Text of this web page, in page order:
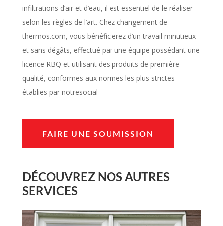
infiltrations d’air et d’eau, il est essentiel de le réaliser
selon les règles de l’art. Chez changement de
thermos.com, vous bénéficierez d’un travail minutieux
et sans dégâts, effectué par une équipe possédant une
licence RBQ et utilisant des produits de première
qualité, conformes aux normes les plus strictes
établies par notresocial
FAIRE UNE SOUMISSION
DÉCOUVREZ NOS AUTRES
SERVICES